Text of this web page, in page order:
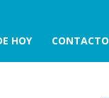
HOY CONTACTO